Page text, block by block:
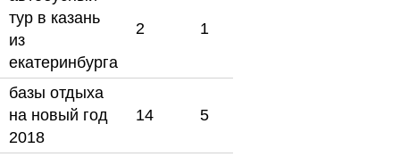
тур в казань
из
екатеринбурга
2 1
базы отдыха
на новый год
2018
14 5